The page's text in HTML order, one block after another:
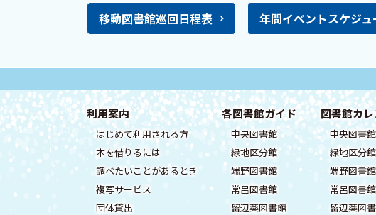
な
移動図書館巡回日程表 年間イベントスケジュ
ッ
プ
に
戻
文
へ
戻
る
イ
ト
情
報
フ
ッ
タ
利用案内
はじめて利用される方
本を借りるには
調べたいことがあるとき
複写サービス
団体貸出
各図書館ガイド
中央図書館
緑地区分館
端野図書館
常呂図書館
留辺蘂図書館
図書館カ
中央図書館
緑地区分館
端野図書館
常呂図書館
留辺蘂図